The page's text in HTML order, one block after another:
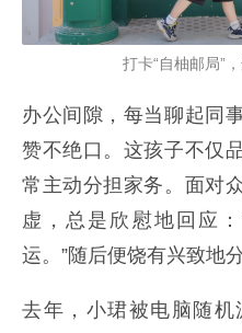
打卡“自柚邮局”
办公间隙，每当聊起同
赞不绝口。这孩子不仅
常主动分担家务。面对
虚，总是欣慰地回应
运。”随后便饶有兴致地
去年，小珺被电脑随